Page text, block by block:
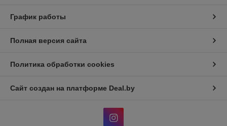
График работы
Полная версия сайта
Политика обработки cookies
Сайт создан на платформе Deal.by